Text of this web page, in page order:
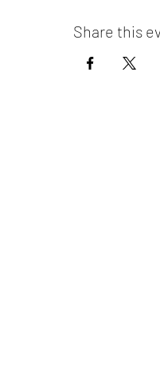
Share this